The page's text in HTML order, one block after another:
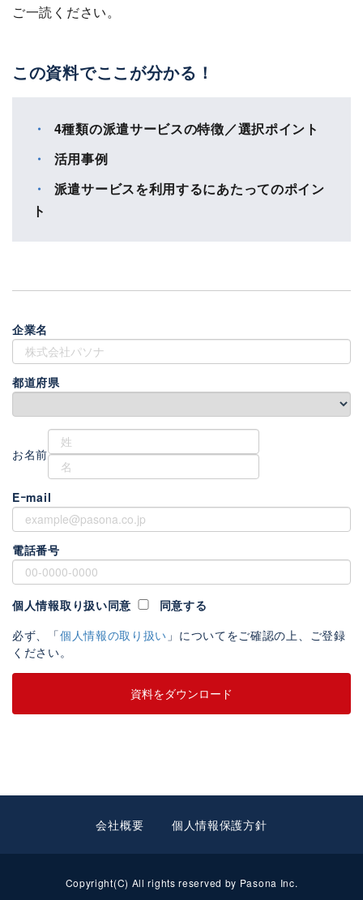
ご一読ください。
この資料でここが分かる！
4種類の派遣サービスの特徴／選択ポイント
活用事例
派遣サービスを利用するにあたってのポイン
ト
企業名
都道府県
お名前
Eｰmail
電話番号
個人情報取り扱い同意
同意する
必ず、「個人情報の取り扱い 」についてをご確認の上、ご登録
ください。
Copyright(C) All rights reserved by Pasona Inc.
会社概要 個人情報保護方針